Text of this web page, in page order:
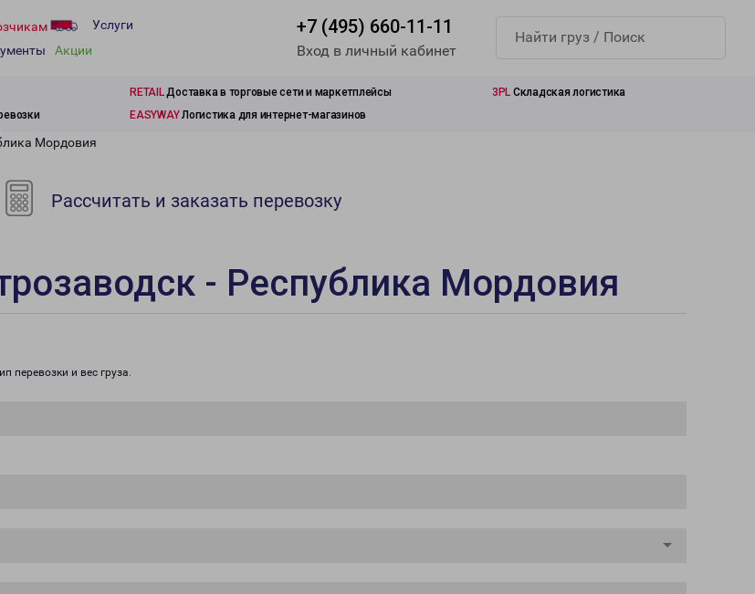
Услуги
Акции
+7 (495) 660-11-11
Вход в личный кабинет
RETAILДоставка в торговые сети и маркетплейсы 3PL Складская логистика
EASYWAYЛогистика для интернет-магазинов
Мордовия
Рассчитать и заказать перевозку
- Республика Мордовия
перевозки и вес груза.